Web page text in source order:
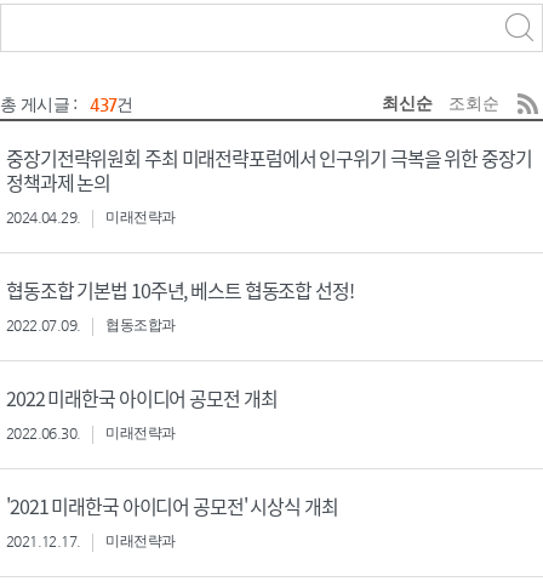
총 게시글 : 437건 최신순 조회순
중장기전략위원회 주최 미래전략포럼에서 인구위기 극복을 위한 중장기
정책과제 논의
2024.04.29. 미래전략과
협동조합 기본법 10주년, 베스트 협동조합 선정!
2022.07.09. 협동조합과
2022 미래한국 아이디어 공모전 개최
2022.06.30. 미래전략과
'2021 미래한국 아이디어 공모전' 시상식 개최
2021.12.17. 미래전략과